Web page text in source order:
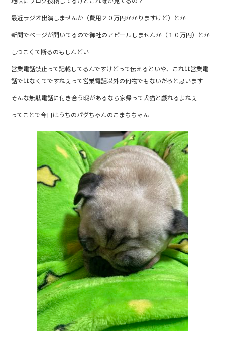
e
b
o
o
k
er
最近ラジオ出演しませんか（費用２０万円かかりますけど）とか
新聞でページが開いてるので御社のアピールしませんか（１０万円）とか
しつこくて断るのもしんどい
営業電話禁止って記載してるんですけどって伝えるといや、これは営業電
話ではなくてですねぇって営業電話以外の何物でもないだろと思います
そんな無駄電話に付き合う暇があるなら家帰って犬猫と戯れるよねぇ
ってことで今日はうちのパグちゃんのこまちちゃん